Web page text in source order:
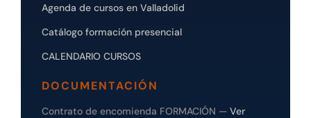
Agenda de cursos en Valladolid
Catálogo formación presencial
CALENDARIO CURSOS
DOCUMENTACIÓN
Contrato de encomienda FORMACIÓN — Ver